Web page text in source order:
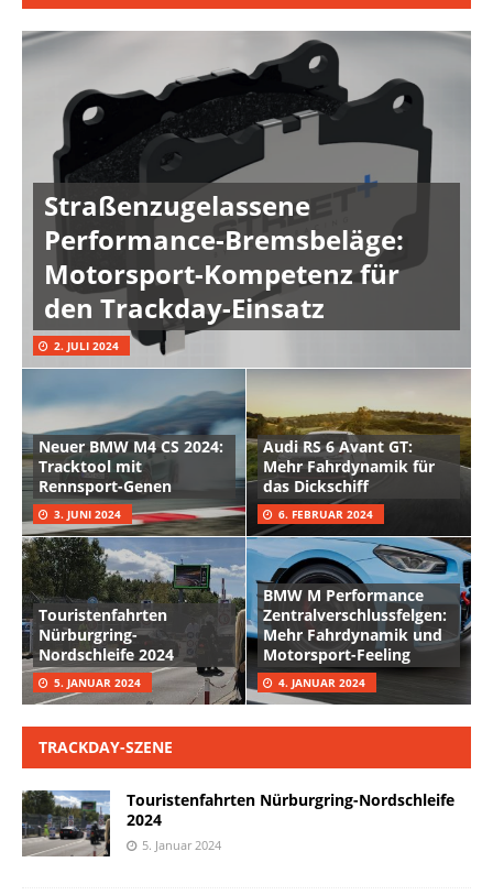
Straßenzugelassene
Performance-Bremsbeläge:
Motorsport-Kompetenz für
den Trackday-Einsatz
2. JULI 2024
Neuer BMW M4 CS 2024:
Tracktool mit
Rennsport-Genen
3. JUNI 2024
Audi RS 6 Avant GT:
Mehr Fahrdynamik für
das Dickschiff
6. FEBRUAR 2024
Touristenfahrten
Nürburgring-
Nordschleife 2024
5. JANUAR 2024
BMW M Performance
Zentralverschlussfelgen:
Mehr Fahrdynamik und
Motorsport-Feeling
4. JANUAR 2024
TRACKDAY-SZENE
Touristenfahrten Nürburgring-Nordschleife
2024
5. Januar 2024